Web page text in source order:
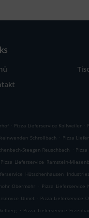
. Pizza Lieferservice Kollweiler .
Schrollbach . Pizza
Steegen Reuschbach .
Pizza Lieferservice Ramstein-
Hütschenhausen
Obermohr . Pizza Lieferservice
Ulmet . Pizza Lieferservice
. Pizza Lieferservice